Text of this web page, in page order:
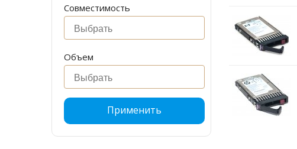
Совместимость
Объем
Применить